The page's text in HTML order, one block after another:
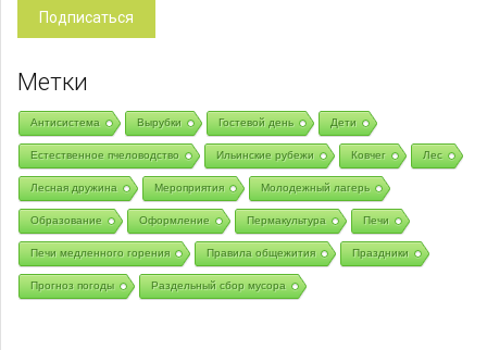
Метки
Антисистема Вырубки Гостевой день Дети
Естественное пчеловодство Ильинские рубежи Ковчег Лес
Лесная дружина Мероприятия Молодежный лагерь
Образование Оформление Пермакультура Печи
Печи медленного горения Правила общежития Праздники
Прогноз погоды Раздельный сбор мусора